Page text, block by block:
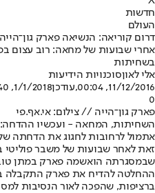
חדשות
העולם
דרום קוריאה: הנשיאה פארק
אחרי שבועות של מחאה: רוב עצום
בשחיתות
אלי לאוןסוכנויות הידיעות
11/12/2016, 00:04
,עודכן1/1/2018, 02:40
0
פארק גון־הייה // צילום: אי.אף.פי
השחיתות, המחאה - ועכשיו ההדחה:
אתמול לרחובות לחגוג את הדחתה
זאת לאחר שבועות של משבר
שבמסגרתה הואשמה פארק במתן
ההחלטה להדיח את פארק התקבלה